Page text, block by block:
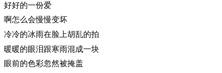
好好的一份爱
啊怎么会慢慢变坏
冷冷的冰雨在脸上胡乱的拍
暖暖的眼泪跟寒雨混成一块
眼前的色彩忽然被掩盖